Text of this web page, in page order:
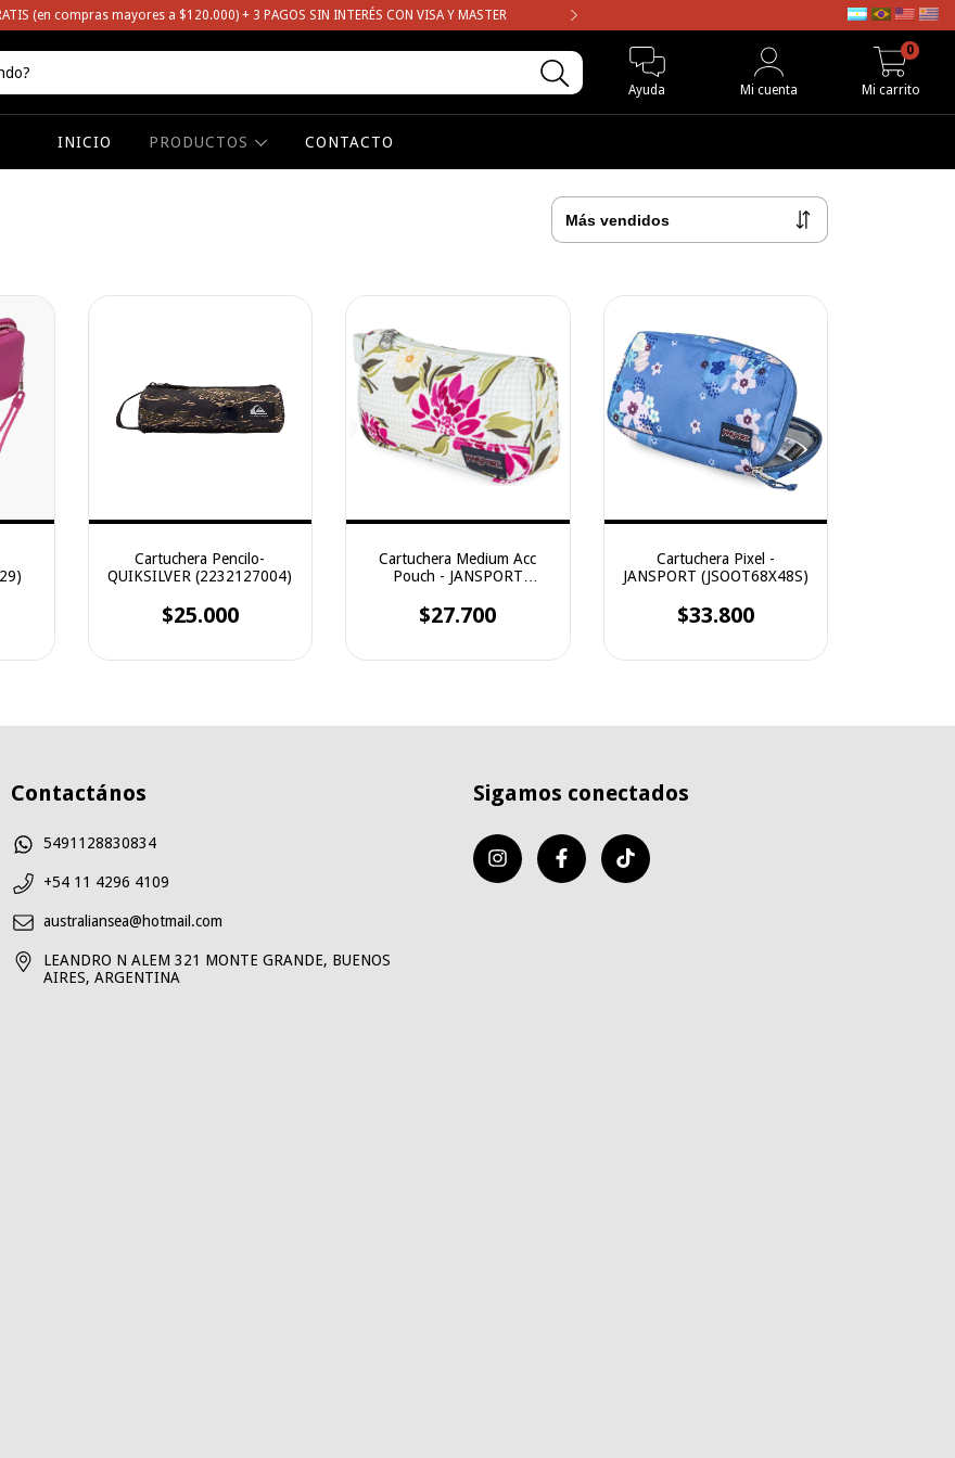
(en compras mayores a $120.000) + 3 PAGOS SIN INTERÉS CON VISA Y MASTER ENVIO GRATIS en compras
Ayuda Mi cuenta Mi carrito
0
INICIO PRODUCTOS CONTACTO
Cartuchera Pencilo-
QUIKSILVER (2232127004)
$25.000
Cartuchera Medium Acc
Pouch - JANSPORT
$27.700
Cartuchera Pixel -
JANSPORT (JSOOT68X48S)
$33.800
Contactános
5491128830834
+54 11 4296 4109
australiansea@hotmail.com
LEANDRO N ALEM 321 MONTE GRANDE, BUENOS
AIRES, ARGENTINA
Sigamos conectados